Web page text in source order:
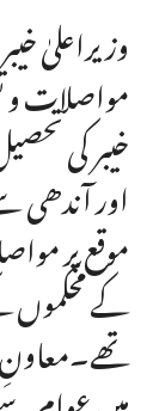
وزیراعلیٰ
مواصلات و
خیبر کی
اور آندھی
موقع پر
کے محکموں